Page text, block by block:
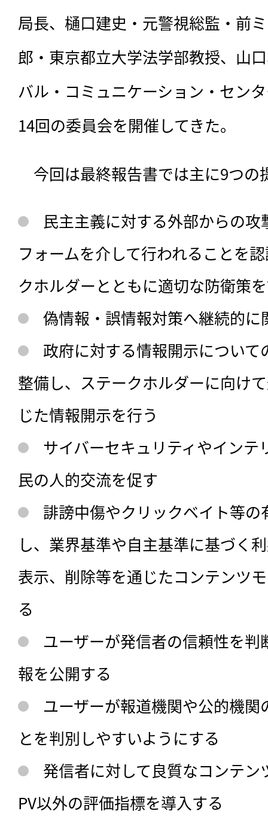
局長、樋口建史・元警視総監・前
郎・東京都立大学法学部教授、山
バル・コミュニケーション・セン
14回の委員会を開催してきた。
今回は最終報告書では主に9つの
民主主義に対する外部からの
フォームを介して行われることを
クホルダーとともに適切な防衛策
偽情報・誤情報対策へ継続的に
政府に対する情報開示につい
整備し、ステークホルダーに向け
じた情報開示を行う
サイバーセキュリティやインテ
民の人的交流を促す
誹謗中傷やクリックベイト等
し、業界基準や自主基準に基づく
表示、削除等を通じたコンテンツ
る
ユーザーが発信者の信頼性を
報を公開する
ユーザーが報道機関や公的機
とを判別しやすいようにする
発信者に対して良質なコンテ
PV以外の評価指標を導入する